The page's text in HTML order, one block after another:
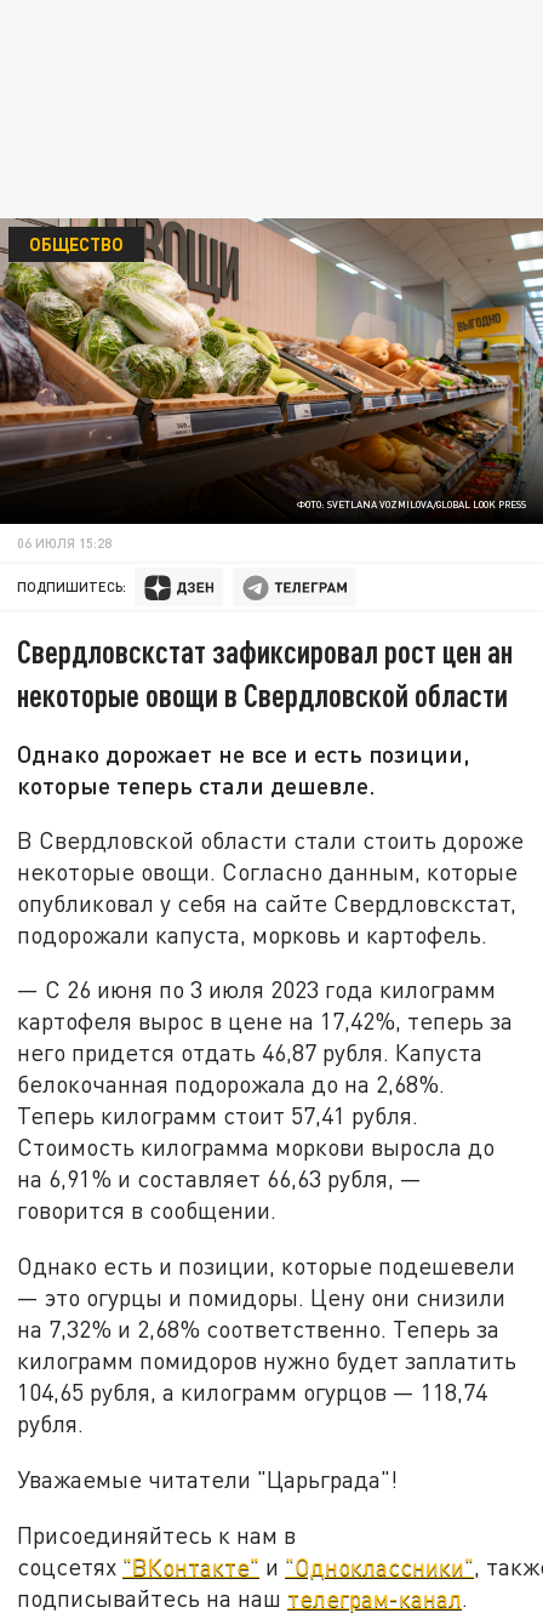
ФОТО: SVETLANA VOZMILOVA/GLOBAL LOOK PRESS
ОБЩЕСТВО
06 ИЮЛЯ 15:28
ПОДПИШИТЕСЬ:
Свердловскстат зафиксировал рост цен ан
некоторые овощи в Свердловской области
Однако дорожает не все и есть позиции,
которые теперь стали дешевле.
В Свердловской области стали стоить дороже
некоторые овощи. Согласно данным, которые
опубликовал у себя на сайте Свердловскстат,
подорожали капуста, морковь и картофель.
— С 26 июня по 3 июля 2023 года килограмм
картофеля вырос в цене на 17,42%, теперь за
него придется отдать 46,87 рубля. Капуста
белокочанная подорожала до на 2,68%.
Теперь килограмм стоит 57,41 рубля.
Стоимость килограмма моркови выросла до
на 6,91% и составляет 66,63 рубля, —
говорится в сообщении.
Однако есть и позиции, которые подешевели
— это огурцы и помидоры. Цену они снизили
на 7,32% и 2,68% соответственно. Теперь за
килограмм помидоров нужно будет заплатить
104,65 рубля, а килограмм огурцов — 118,74
рубля.
Уважаемые читатели "Царьграда"!
Присоединяйтесь к нам в
соцсетях "ВКонтакте" и "Одноклассники" ,
подписывайтесь на наш телеграм-канал